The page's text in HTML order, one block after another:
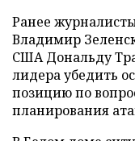
Ранее
Владимир
США Дональду
лидера убедить
позицию по
планирования